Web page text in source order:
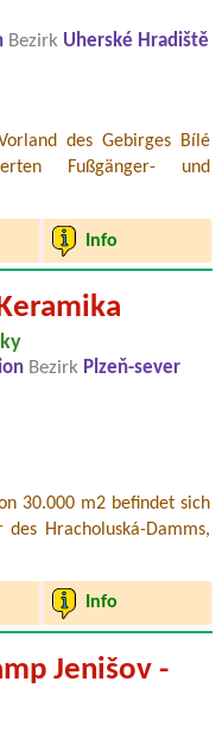
Bezirk Uherské Hradiště
des Gebirges Bílé
Fußgänger- und
Info
Bezirk Plzeň-sever
30.000 m2 befindet sich
Hracholuská-Damms,
Info
Jenišov -